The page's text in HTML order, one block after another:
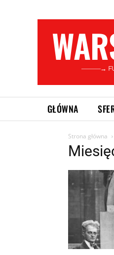
———→
GŁÓWNA
Strona główna